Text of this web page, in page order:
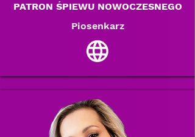
PATRON ŚPIEWU NOWOCZESNEGO
Piosenkarz